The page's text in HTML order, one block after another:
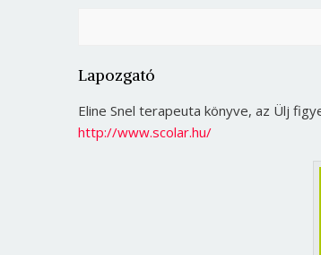
Lapozgató
Eline Snel terapeuta könyve, az Ülj
http://www.scolar.hu/